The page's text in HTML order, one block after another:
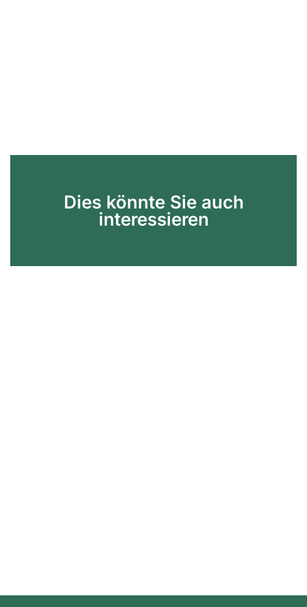
Dies könnte Sie auch
interessieren